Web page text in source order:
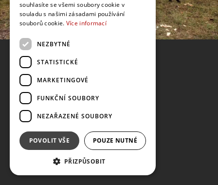
souhlasíte se všemi soubory cookie v
souladu s našimi zásadami používání
souborů cookie. Více informací
NEZBYTNÉ
STATISTICKÉ
MARKETINGOVÉ
FUNKČNÍ SOUBORY
NEZAŘAZENÉ SOUBORY
POVOLIT VŠE POUZE NUTNÉ
PŘIZPŮSOBIT